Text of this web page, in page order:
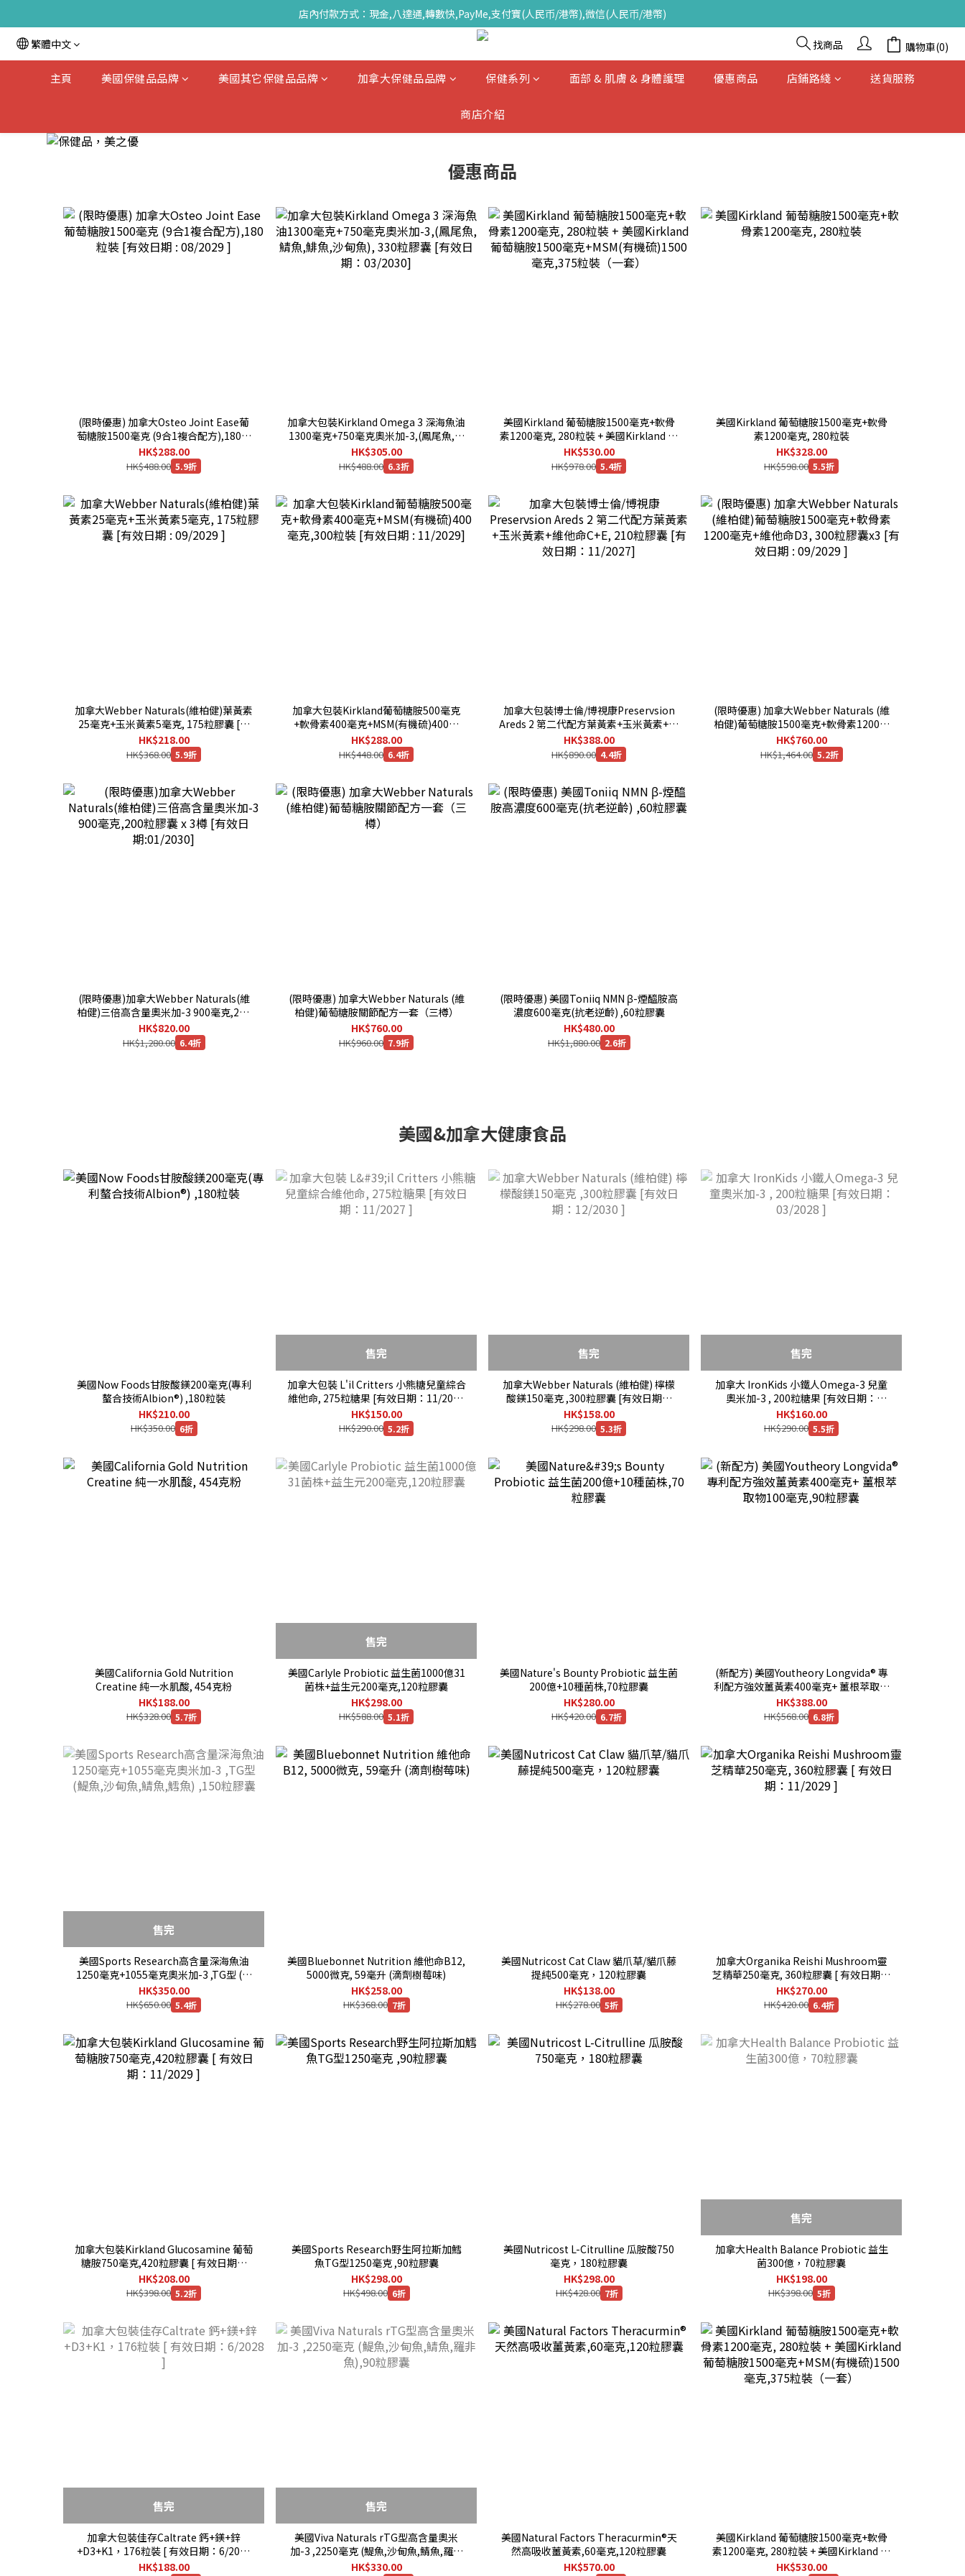
店內付款方式：現金,八達通,轉數快,PayMe,支付寶(人民币/港幣),微信(人民币/港幣)
繁體中文 找商品 購物車(0)
主頁 美國保健品品牌 美國其它保健品品牌 加拿大保健品品牌 保健系列 面部 & 肌膚 & 身體護理 優惠商品 店鋪路綫 送貨服務
商店介紹
優惠商品
(限時優惠) 加拿大Osteo Joint Ease葡
萄糖胺1500毫克 (9合1複合配方),180粒
裝 [有效日期 : 08/2029 ]
HK$288.00
HK$488.00 5.9折
加拿大包裝Kirkland Omega 3 深海魚油
1300毫克+750毫克奧米加-3,(鳳尾魚,鯖
魚,鯡魚,沙甸魚), 330粒膠囊 [有效日期：
03/2030]
HK$305.00
HK$488.00 6.3折
美國Kirkland 葡萄糖胺1500毫克+軟骨
素1200毫克, 280粒裝 + 美國Kirkland 葡
萄糖胺1500毫克+MSM(有機硫)1500毫
克,375粒裝（一套）
HK$530.00
HK$978.00 5.4折
美國Kirkland 葡萄糖胺1500毫克+軟骨
素1200毫克, 280粒裝
HK$328.00
HK$598.00 5.5折
加拿大Webber Naturals(維柏健)葉黃素
25毫克+玉米黃素5毫克, 175粒膠囊 [有
效日期 : 09/2029 ]
HK$218.00
HK$368.00 5.9折
加拿大包裝Kirkland葡萄糖胺500毫克
+軟骨素400毫克+MSM(有機硫)400毫
克,300粒裝 [有效日期 : 11/2029]
HK$288.00
HK$448.00 6.4折
加拿大包裝博士倫/博視康Preservsion
Areds 2 第二代配方葉黃素+玉米黃素+維
他命C+E, 210粒膠囊 [有效日期：
11/2027]
HK$388.00
HK$890.00 4.4折
(限時優惠) 加拿大Webber Naturals (維
柏健)葡萄糖胺1500毫克+軟骨素1200毫
克+維他命D3, 300粒膠囊x3 [有效日期 :
09/2029 ]
HK$760.00
HK$1,464.00 5.2折
(限時優惠)加拿大Webber Naturals(維
柏健)三倍高含量奧米加-3 900毫克,200
粒膠囊 x 3樽 [有效日期:01/2030]
HK$820.00
HK$1,280.00 6.4折
(限時優惠) 加拿大Webber Naturals (維
柏健)葡萄糖胺關節配方一套（三樽）
HK$760.00
HK$960.00 7.9折
(限時優惠) 美國Toniiq NMN β-煙醯胺高
濃度600毫克(抗老逆齡) ,60粒膠囊
HK$480.00
HK$1,880.00 2.6折
美國&加拿大健康食品
美國Now Foods甘胺酸鎂200毫克(專利
螯合技術Albion®) ,180粒裝
HK$210.00
HK$350.00 6折
售完
加拿大包裝 L'il Critters 小熊糖兒童綜合
維他命, 275粒糖果 [有效日期：11/2027
]
HK$150.00
HK$290.00 5.2折
售完
加拿大Webber Naturals (維柏健) 檸檬
酸鎂150毫克 ,300粒膠囊 [有效日期：
12/2030 ]
HK$158.00
HK$298.00 5.3折
售完
加拿大 IronKids 小鐵人Omega-3 兒童
奧米加-3 , 200粒糖果 [有效日期：
03/2028 ]
HK$160.00
HK$290.00 5.5折
美國California Gold Nutrition
Creatine 純一水肌酸, 454克粉
HK$188.00
HK$328.00 5.7折
售完
美國Carlyle Probiotic 益生菌1000億31
菌株+益生元200毫克,120粒膠囊
HK$298.00
HK$588.00 5.1折
美國Nature's Bounty Probiotic 益生菌
200億+10種菌株,70粒膠囊
HK$280.00
HK$420.00 6.7折
(新配方) 美國Youtheory Longvida® 專
利配方強效薑黃素400毫克+ 薑根萃取物
100毫克,90粒膠囊
HK$388.00
HK$568.00 6.8折
售完
美國Sports Research高含量深海魚油
1250毫克+1055毫克奧米加-3 ,TG型 (鯷
魚,沙甸魚,鯖魚,鱈魚) ,150粒膠囊
HK$350.00
HK$650.00 5.4折
美國Bluebonnet Nutrition 維他命B12,
5000微克, 59毫升 (滴劑樹莓味)
HK$258.00
HK$368.00 7折
美國Nutricost Cat Claw 貓爪草/貓爪藤
提純500毫克，120粒膠囊
HK$138.00
HK$278.00 5折
加拿大Organika Reishi Mushroom靈
芝精華250毫克, 360粒膠囊 [ 有效日期：
11/2029 ]
HK$270.00
HK$420.00 6.4折
加拿大包裝Kirkland Glucosamine 葡萄
糖胺750毫克,420粒膠囊 [ 有效日期：
11/2029 ]
HK$208.00
HK$398.00 5.2折
美國Sports Research野生阿拉斯加鱈
魚TG型1250毫克 ,90粒膠囊
HK$298.00
HK$498.00 6折
美國Nutricost L-Citrulline 瓜胺酸750
毫克，180粒膠囊
HK$298.00
HK$428.00 7折
售完
加拿大Health Balance Probiotic 益生
菌300億，70粒膠囊
HK$198.00
HK$398.00 5折
售完
加拿大包裝佳存Caltrate 鈣+鎂+鋅
+D3+K1，176粒裝 [ 有效日期：6/2028
]
HK$188.00
售完
美國Viva Naturals rTG型高含量奧米
加-3 ,2250毫克 (鯷魚,沙甸魚,鯖魚,羅非
魚),90粒膠囊
HK$330.00
美國Natural Factors Theracurmin®天
然高吸收薑黃素,60毫克,120粒膠囊
HK$570.00
美國Kirkland 葡萄糖胺1500毫克+軟骨
素1200毫克, 280粒裝 + 美國Kirkland 葡
萄糖胺1500毫克+MSM(有機硫)1500毫
HK$530.00